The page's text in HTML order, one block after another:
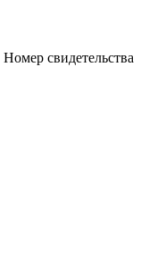
Номер свидетельства